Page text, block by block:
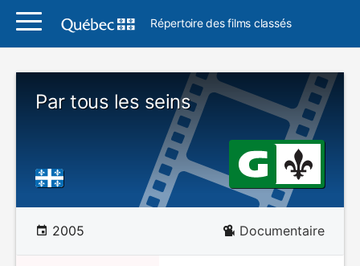
Répertoire des films classés
Par tous les seins
2005 Documentaire